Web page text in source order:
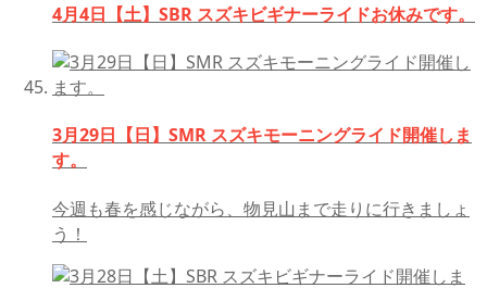
4月4日【土】SBR スズキビギナーライドお休みです。
3月29日【日】SMR スズキモーニングライド開催しま
す。
今週も春を感じながら、物見山まで走りに行きましょ
う！